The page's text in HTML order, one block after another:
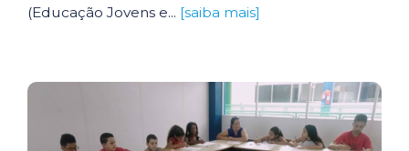
(Educação Jovens e... [saiba mais]